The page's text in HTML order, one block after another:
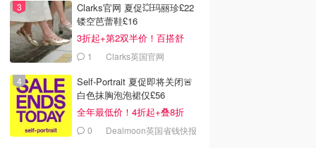
Clarks官网 夏促💥玛丽珍£22
镂空芭蕾鞋£16
3折起+第2双半价！百搭舒
服！1 Clarks英国官网
Self-Portrait 夏促即将关闭🚨
白色抹胸泡泡裙仅£56
全年最低价！4折起+叠8折
0 Dealmoon英国省钱快报